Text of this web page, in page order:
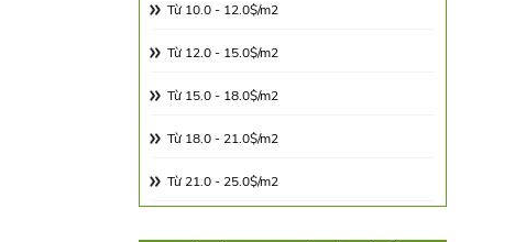
Từ 10.0 - 12.0$/m2
Từ 12.0 - 15.0$/m2
Từ 15.0 - 18.0$/m2
Từ 18.0 - 21.0$/m2
Từ 21.0 - 25.0$/m2